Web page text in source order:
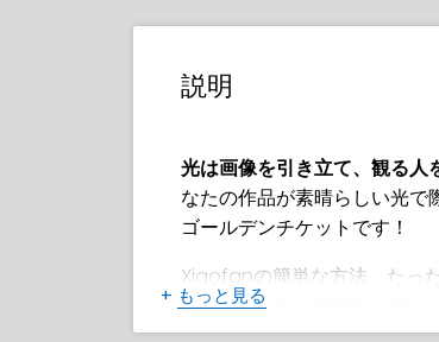
自然な肌色、ハイライ
ゴールデンアワー、ホ
写真や映画で使われる
生き生きとした作品の
説明
光は画像を引き立て、観る人
なたの作品が素晴らしい光
ゴールデンチケットです！
Xiaofanの簡単な方法、たっ
描くのがいかに簡単かに驚く
+ もっと見る